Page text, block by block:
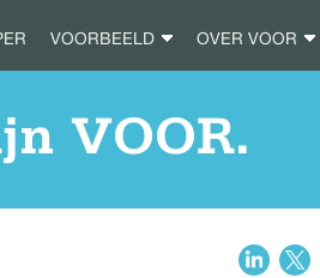
VOORBEELD OVER VOOR
VOOR.